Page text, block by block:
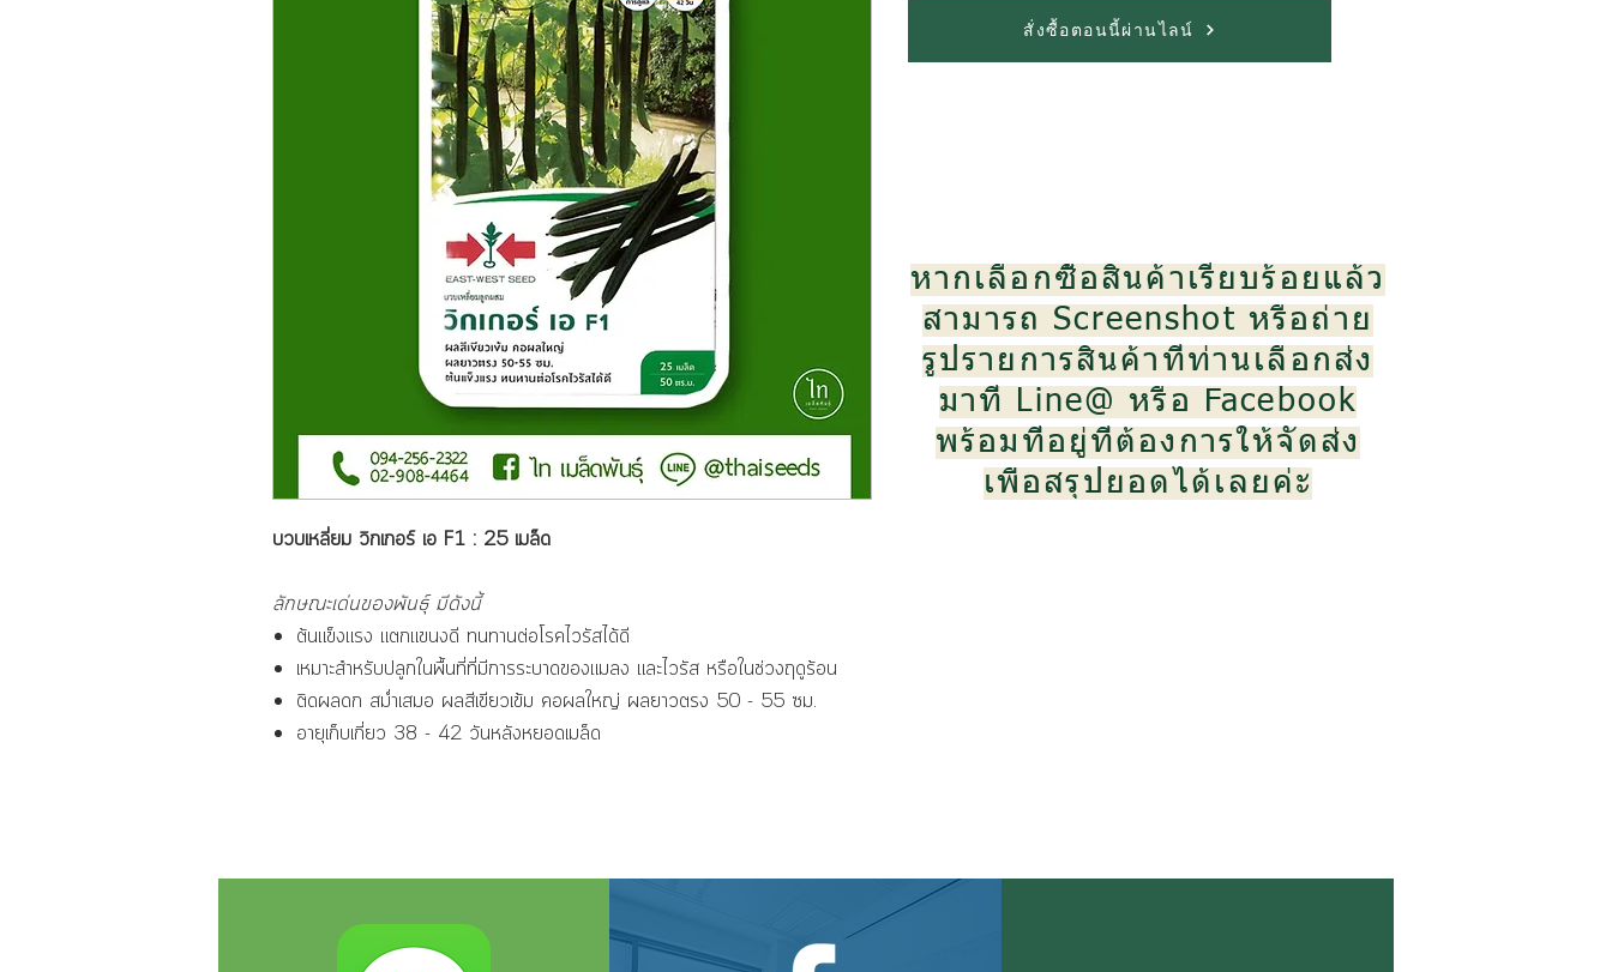
บวบเหลี่ยม วิกเกอร์ เอ F1 : 25 เมล็ด
ลักษณะเด่นของพันธุ์ มีดังนี้
ต้นแข็งแรง แตกแขนงดี ทนทานต่อโรคไวรัสได้ดี
เหมาะสำหรับปลูกในพื้นที่ที่มีการระบาดของแมลง และไวรัส หรือในช่วงฤดูร้อน
ติดผลดก สม่ำเสมอ ผลสีเขียวเข้ม คอผลใหญ่ ผลยาวตรง 50 - 55 ซม.
อายุเก็บเกี่ยว 38 - 42 วันหลังหยอดเมล็ด
หากเลือกซื้อสินค้าเรียบร้อยแล้ว
สามารถ Screenshot หรือถ่าย
รูปรายการสินค้าที่ท่านเลือกส่ง
มาที่ Line@ หรือ Facebook
พร้อมที่อยู่ที่ต้องการให้จัดส่ง
เพื่อสรุปยอดได้เลยค่ะ
สั่งซื้อตอนนี้ผ่านไลน์